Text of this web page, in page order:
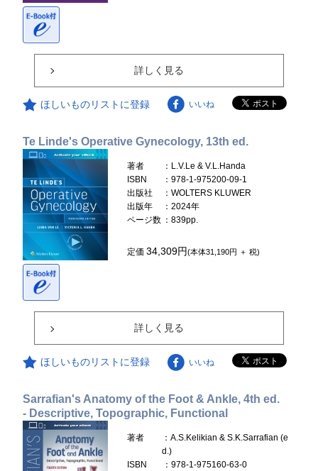
詳しく見る
ほしいものリストに登録 いいね
Te Linde's Operative Gynecology, 13th ed.
著者
：L.V.Le & V.L.Handa
ISBN
：978-1-975200-09-1
出版社
：WOLTERS KLUWER
出版年
：2024年
ページ数 ：839pp.
定価34,309円(本体31,190円 ＋ 税)
詳しく見る
ほしいものリストに登録 いいね
Sarrafian's Anatomy of the Foot & Ankle, 4th ed.
- Descriptive, Topographic, Functional
著者
：A.S.Kelikian & S.K.Sarrafian (e
d.)
ISBN
：978-1-975160-63-0